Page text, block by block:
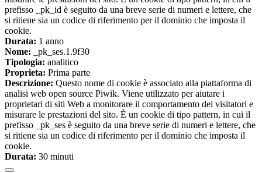
prefisso _pk_id è seguito da una breve serie di numeri e lettere, che
si ritiene sia un codice di riferimento per il dominio che imposta il
cookie.
Durata: 1 anno
Nome: _pk_ses.1.9f30
Tipologia: analitico
Proprieta: Prima parte
Descrizione: Questo nome di cookie è associato alla piattaforma di
analisi web open source Piwik. Viene utilizzato per aiutare i
proprietari di siti Web a monitorare il comportamento dei visitatori e
misurare le prestazioni del sito. È un cookie di tipo pattern, in cui il
prefisso _pk_ses è seguito da una breve serie di numeri e lettere, che
si ritiene sia un codice di riferimento per il dominio che imposta il
cookie.
Durata: 30 minuti